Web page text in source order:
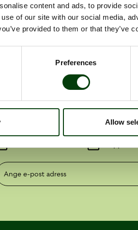
content and ads, to provide
of our site with our social media,
provided to them or that they’ve
Preferences
Allow
– satsning på elbussar
på våra
e-post adress